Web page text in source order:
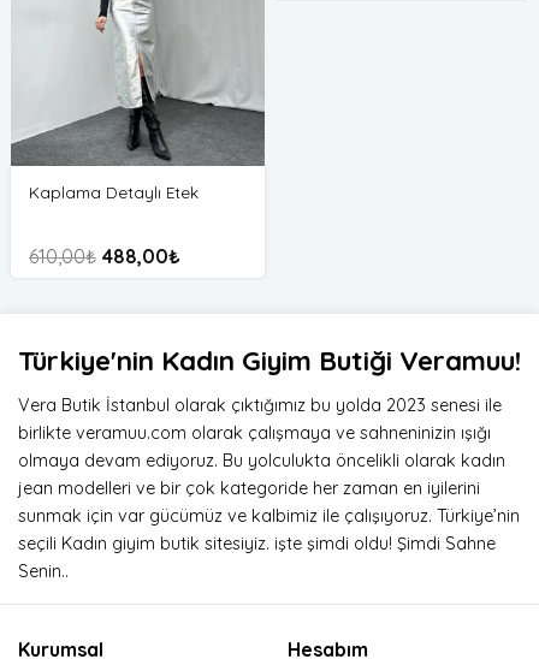
Kaplama Detaylı Etek
610,00₺ 488,00₺
Türkiye'nin Kadın Giyim Butiği Veramuu!
Vera Butik İstanbul olarak çıktığımız bu yolda 2023 senesi ile
birlikte veramuu.com olarak çalışmaya ve sahneninizin ışığı
olmaya devam ediyoruz. Bu yolculukta öncelikli olarak kadın
jean modelleri ve bir çok kategoride her zaman en iyilerini
sunmak için var gücümüz ve kalbimiz ile çalışıyoruz. Türkiye’nin
seçili Kadın giyim butik sitesiyiz. işte şimdi oldu! Şimdi Sahne
Senin..
Kurumsal Hesabım